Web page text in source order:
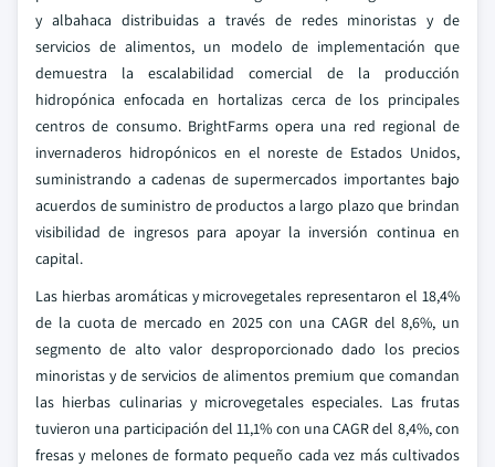
y albahaca distribuidas a través de redes minoristas y de
servicios de alimentos, un modelo de implementación que
demuestra la escalabilidad comercial de la producción
hidropónica enfocada en hortalizas cerca de los principales
centros de consumo. BrightFarms opera una red regional de
invernaderos hidropónicos en el noreste de Estados Unidos,
suministrando a cadenas de supermercados importantes bajo
acuerdos de suministro de productos a largo plazo que brindan
visibilidad de ingresos para apoyar la inversión continua en
capital.
Las hierbas aromáticas y microvegetales representaron el 18,4%
de la cuota de mercado en 2025 con una CAGR del 8,6%, un
segmento de alto valor desproporcionado dado los precios
minoristas y de servicios de alimentos premium que comandan
las hierbas culinarias y microvegetales especiales. Las frutas
tuvieron una participación del 11,1% con una CAGR del 8,4%, con
fresas y melones de formato pequeño cada vez más cultivados